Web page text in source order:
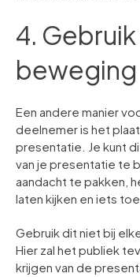
4.
beweging
Een andere manier
deelnemer is het
presentatie. Je kunt
van je presentatie te
aandacht te pakken,
laten kijken en iets
Gebruik dit niet bij
Hier zal het publiek
krijgen van de